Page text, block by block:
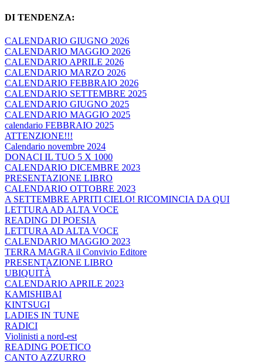
DI TENDENZA:
CALENDARIO GIUGNO 2026
CALENDARIO MAGGIO 2026
CALENDARIO APRILE 2026
CALENDARIO MARZO 2026
CALENDARIO FEBBRAIO 2026
CALENDARIO SETTEMBRE 2025
CALENDARIO GIUGNO 2025
CALENDARIO MAGGIO 2025
calendario FEBBRAIO 2025
ATTENZIONE!!!
Calendario novembre 2024
DONACI IL TUO 5 X 1000
CALENDARIO DICEMBRE 2023
PRESENTAZIONE LIBRO
CALENDARIO OTTOBRE 2023
A SETTEMBRE APRITI CIELO! RICOMINCIA DA QUI
LETTURA AD ALTA VOCE
READING DI POESIA
LETTURA AD ALTA VOCE
CALENDARIO MAGGIO 2023
TERRA MAGRA il Convivio Editore
PRESENTAZIONE LIBRO
UBIQUITÀ
CALENDARIO APRILE 2023
KAMISHIBAI
KINTSUGI
LADIES IN TUNE
RADICI
Violinisti a nord-est
READING POETICO
CANTO AZZURRO